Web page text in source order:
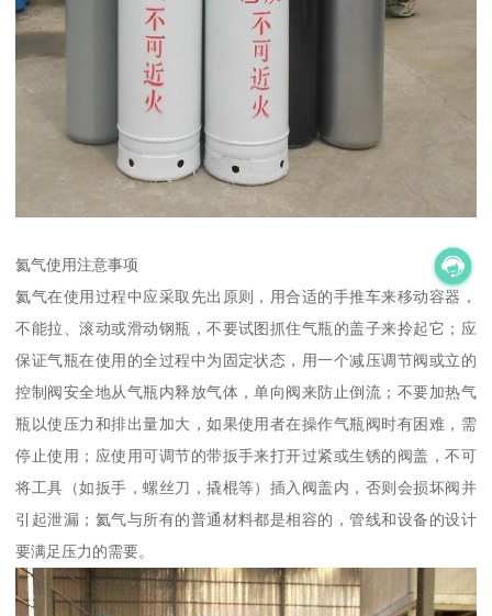
氦气使用注意事项
氦气在使用过程中应采取先出原则，用合适的手推车来移动容器，
不能拉、滚动或滑动钢瓶，不要试图抓住气瓶的盖子来拎起它；应
保证气瓶在使用的全过程中为固定状态，用一个减压调节阀或立的
控制阀安全地从气瓶内释放气体，单向阀来防止倒流；不要加热气
瓶以使压力和排出量加大，如果使用者在操作气瓶阀时有困难，需
停止使用；应使用可调节的带扳手来打开过紧或生锈的阀盖，不可
将工具（如扳手，螺丝刀，撬棍等）插入阀盖内，否则会损坏阀并
引起泄漏；氦气与所有的普通材料都是相容的，管线和设备的设计
要满足压力的需要。